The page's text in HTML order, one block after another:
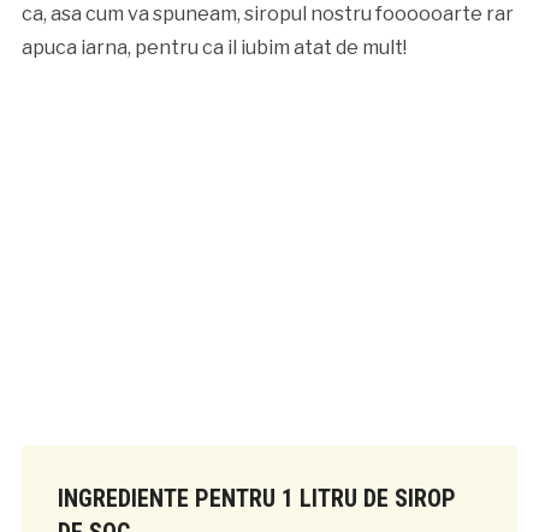
ca, asa cum va spuneam, siropul nostru foooooarte rar
apuca iarna, pentru ca il iubim atat de mult!
INGREDIENTE PENTRU 1 LITRU DE SIROP